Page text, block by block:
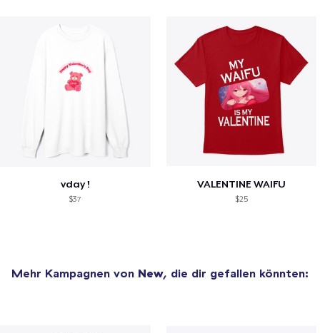
vday !
$37
VALENTINE WAIFU
$25
Mehr Kampagnen von New, die dir gefallen könnten: